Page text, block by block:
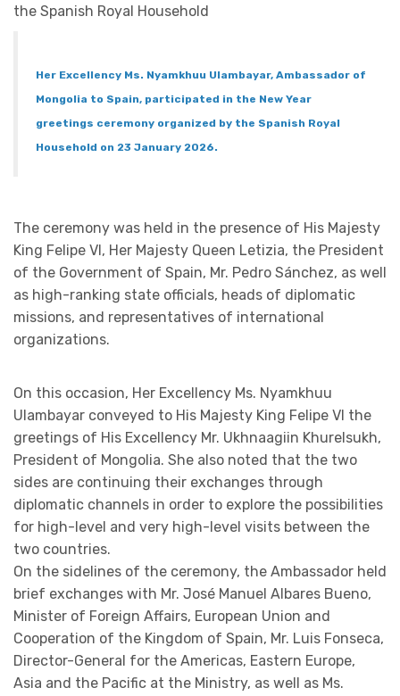
the Spanish Royal Household
Her Excellency Ms. Nyamkhuu Ulambayar, Ambassador of
Mongolia to Spain, participated in the New Year
greetings ceremony organized by the Spanish Royal
Household on 23 January 2026.
The ceremony was held in the presence of His Majesty
King Felipe VI, Her Majesty Queen Letizia, the President
of the Government of Spain, Mr. Pedro Sánchez, as well
as high-ranking state officials, heads of diplomatic
missions, and representatives of international
organizations.
On this occasion, Her Excellency Ms. Nyamkhuu
Ulambayar conveyed to His Majesty King Felipe VI the
greetings of His Excellency Mr. Ukhnaagiin Khurelsukh,
President of Mongolia. She also noted that the two
sides are continuing their exchanges through
diplomatic channels in order to explore the possibilities
for high-level and very high-level visits between the
two countries.
On the sidelines of the ceremony, the Ambassador held
brief exchanges with Mr. José Manuel Albares Bueno,
Minister of Foreign Affairs, European Union and
Cooperation of the Kingdom of Spain, Mr. Luis Fonseca,
Director-General for the Americas, Eastern Europe,
Asia and the Pacific at the Ministry, as well as Ms.